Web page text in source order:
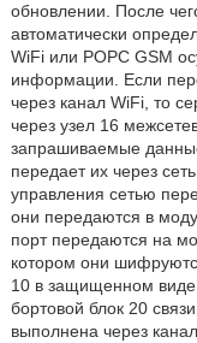
обновлении. После
автоматически
WiFi или РОРС GSM
информации. Если
через канал WiFi, то
через узел 16
запрашиваемые
передает их через
управления сетью
они передаются в
порт передаются на
котором они
10 в защищенном виде
бортовой блок 20
выполнена через